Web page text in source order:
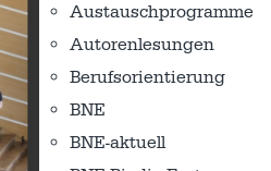
Austausch­programme
Autorenlesungen
Berufsorientierung
BNE
BNE-aktuell